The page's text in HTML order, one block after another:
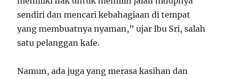
sendiri dan mencari kebahagiaan di tempat
yang membuatnya nyaman,” ujar Ibu Sri, salah
satu pelanggan kafe.
Namun, ada juga yang merasa kasihan dan